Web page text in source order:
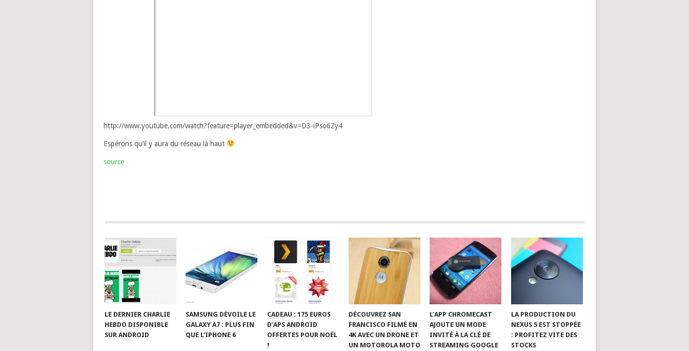
http://www.youtube.com/watch?feature=player_embedded&v=D3-iPso6Zy4
Espérons qu’il y aura du réseau là haut
source
LE DERNIER CHARLIE
HEBDO DISPONIBLE
SUR ANDROID
SAMSUNG DÉVOILE LE
GALAXY A7 : PLUS FIN
QUE L’IPHONE 6
CADEAU : 175 EUROS
D’APS ANDROID
OFFERTES POUR NOËL
!
DÉCOUVREZ SAN
FRANCISCO FILMÉ EN
4K AVEC UN DRONE ET
UN MOTOROLA MOTO
L’APP CHROMECAST
AJOUTE UN MODE
INVITÉ À LA CLÉ DE
STREAMING GOOGLE
LA PRODUCTION DU
NEXUS 5 EST STOPPÉE
: PROFITEZ VITE DES
STOCKS